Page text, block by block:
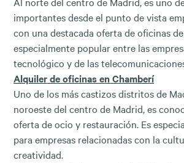
importantes desde el punto de vista
con una destacada oferta de oficinas
especialmente popular entre las
tecnológico y de las
Alquiler de oficinas en Chamberí
Uno de los más castizos distritos de
noroeste del centro de Madrid, es
oferta de ocio y restauración. Es
para empresas relacionadas con la
creatividad.